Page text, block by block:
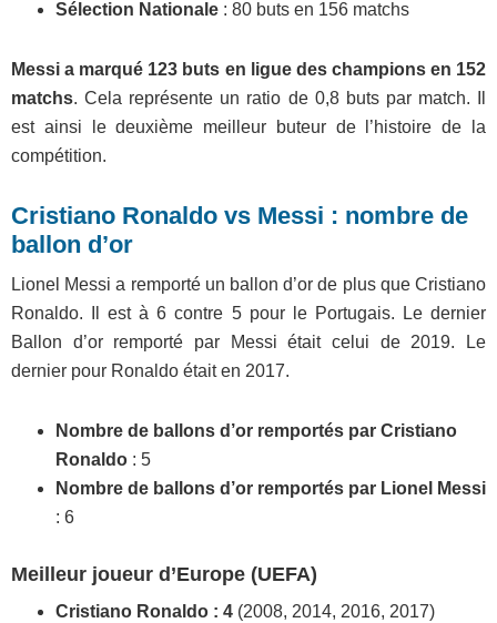
Sélection Nationale : 80 buts en 156 matchs
Messi a marqué 123 buts en ligue des champions en 152
matchs. Cela représente un ratio de 0,8 buts par match. Il
est ainsi le deuxième meilleur buteur de l’histoire de la
compétition.
Cristiano Ronaldo vs Messi : nombre de
ballon d’or
Lionel Messi a remporté un ballon d’or de plus que Cristiano
Ronaldo. Il est à 6 contre 5 pour le Portugais. Le dernier
Ballon d’or remporté par Messi était celui de 2019. Le
dernier pour Ronaldo était en 2017.
Nombre de ballons d’or remportés par Cristiano
Ronaldo : 5
Nombre de ballons d’or remportés par Lionel Messi
: 6
Meilleur joueur d’Europe (UEFA)
Cristiano Ronaldo : 4 (2008, 2014, 2016, 2017)